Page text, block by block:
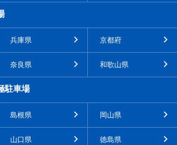
兵庫県 京都府
奈良県 和歌山県
駐車場
島根県 岡山県
山口県 徳島県